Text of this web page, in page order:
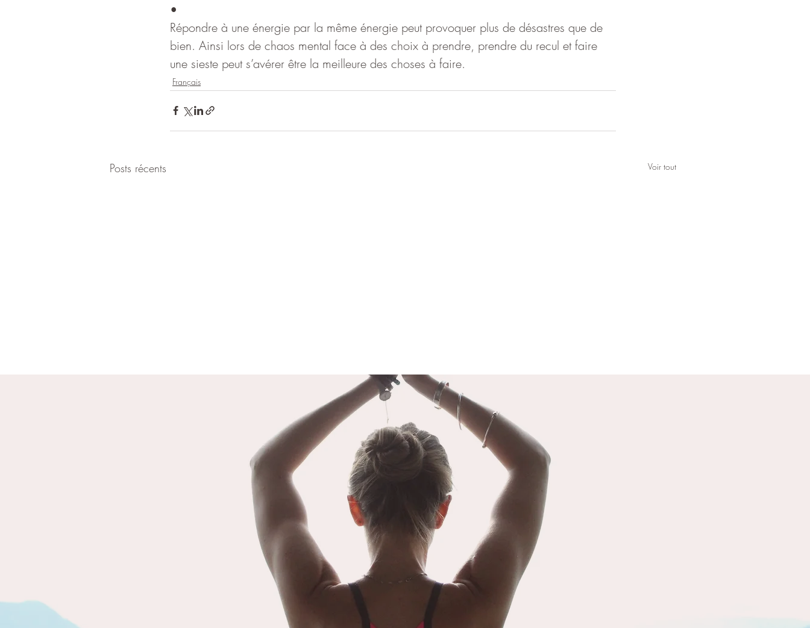
•
Répondre à une énergie par la même énergie peut provoquer plus de désastres que de
bien. Ainsi lors de chaos mental face à des choix à prendre, prendre du recul et faire
une sieste peut s’avérer être la meilleure des choses à faire.
Français
Posts récents Voir tout
humanité qui crée et ne pense que
LA DISTORSION PSYCHIQUE
Il est important de rappeler avant de
détailler ce sujet que le mot « Yoga »
signifie « Union ». L’union du yoga
fait référence à l’union de notre
conscience individuelle à la
conscience collective. N
arrivent ont tendance à perturber
notre santé mentale, c’est à dire à
nous faire basculer dans l’insanité (à
différent degré) où notre coeur est
atteint. Il s’agit d